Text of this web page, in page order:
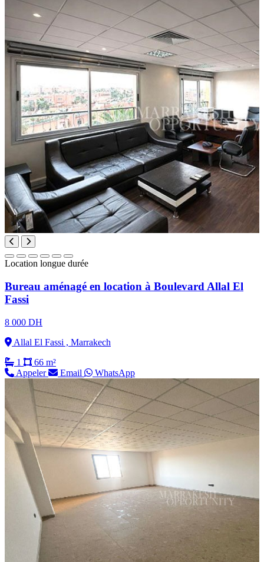
Location longue durée
Bureau aménagé en location à Boulevard Allal El
Fassi
8 000 DH
Allal El Fassi , Marrakech
1
66 m²
Appeler
Email WhatsApp